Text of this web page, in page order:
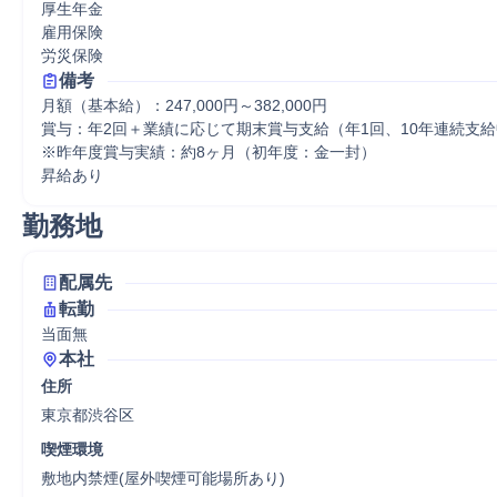
厚生年金
雇用保険
労災保険
備考
月額（基本給）：247,000円～382,000円
賞与：年2回＋業績に応じて期末賞与支給（年1回、10年連続支
※昨年度賞与実績：約8ヶ月（初年度：金一封）
昇給あり
勤務地
配属先
転勤
当面無
本社
住所
東京都渋谷区
喫煙環境
敷地内禁煙(屋外喫煙可能場所あり)